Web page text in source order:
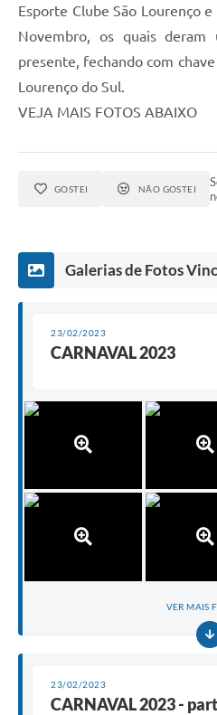
Esporte Clube São Lourenço
Novembro, os quais
presente, fechando com
Lourenço do Sul.
VEJA MAIS FOTOS ABAIXO
GOSTEI NÃO GOSTEI
Galerias de Fotos
23/02/2023
CARNAVAL 2023
VER MAIS
23/02/2023
CARNAVAL 2023 -